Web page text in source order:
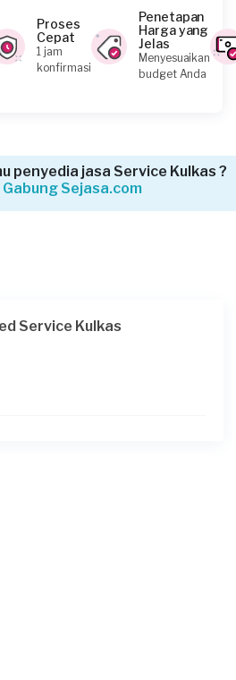
Kulkas
Kulkas
Proses
Cepat
1 jam
konfirmasi
Penetapan
Harga yang
Jelas
Menyesuaikan
budget Anda
penyedia jasa Service Kulkas ?
Gabung Sejasa.com
Service Kulkas